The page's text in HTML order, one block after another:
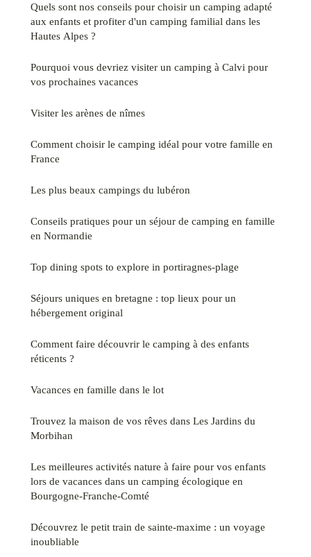
Quels sont nos conseils pour choisir un camping adapté
aux enfants et profiter d'un camping familial dans les
Hautes Alpes ?
Pourquoi vous devriez visiter un camping à Calvi pour
vos prochaines vacances
Visiter les arènes de nîmes
Comment choisir le camping idéal pour votre famille en
France
Les plus beaux campings du lubéron
Conseils pratiques pour un séjour de camping en famille
en Normandie
Top dining spots to explore in portiragnes-plage
Séjours uniques en bretagne : top lieux pour un
hébergement original
Comment faire découvrir le camping à des enfants
réticents ?
Vacances en famille dans le lot
Trouvez la maison de vos rêves dans Les Jardins du
Morbihan
Les meilleures activités nature à faire pour vos enfants
lors de vacances dans un camping écologique en
Bourgogne-Franche-Comté
Découvrez le petit train de sainte-maxime : un voyage
inoubliable